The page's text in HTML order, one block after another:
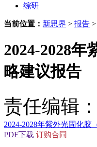
综研
当前位置： 新思界 > 报告 >
2024-2028
略建议报告
责任编辑
2024-2028年紫外光固化
PDF下载 订购合同